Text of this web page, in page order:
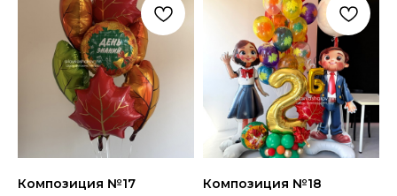
Композиция №17 Композиция №18